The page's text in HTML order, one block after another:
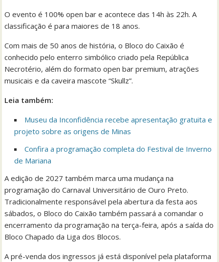
O evento é 100% open bar e acontece das 14h às 22h. A
classificação é para maiores de 18 anos.
Com mais de 50 anos de história, o Bloco do Caixão é
conhecido pelo enterro simbólico criado pela República
Necrotério, além do formato open bar premium, atrações
musicais e da caveira mascote “Skullz”.
Leia também:
Museu da Inconfidência recebe apresentação gratuita e
projeto sobre as origens de Minas
Confira a programação completa do Festival de Inverno
de Mariana
A edição de 2027 também marca uma mudança na
programação do Carnaval Universitário de Ouro Preto.
Tradicionalmente responsável pela abertura da festa aos
sábados, o Bloco do Caixão também passará a comandar o
encerramento da programação na terça-feira, após a saída do
Bloco Chapado da Liga dos Blocos.
A pré-venda dos ingressos já está disponível pela plataforma